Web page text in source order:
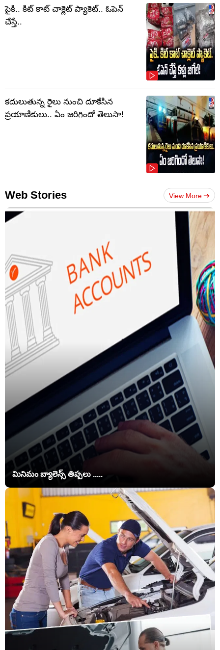
పైకి.. కిట్‌ కాట్‌ చాక్లెట్ ప్యాకెట్‌.. ఓపెన్‌
చేస్తే..
కదులుతున్న రైలు నుంచి దూకేసిన
ప్రయాణికులు.. ఏం జరిగిందో తెలుసా!
Web Stories View More
మినిమం బ్యాలెన్స్ తిప్పలు .....